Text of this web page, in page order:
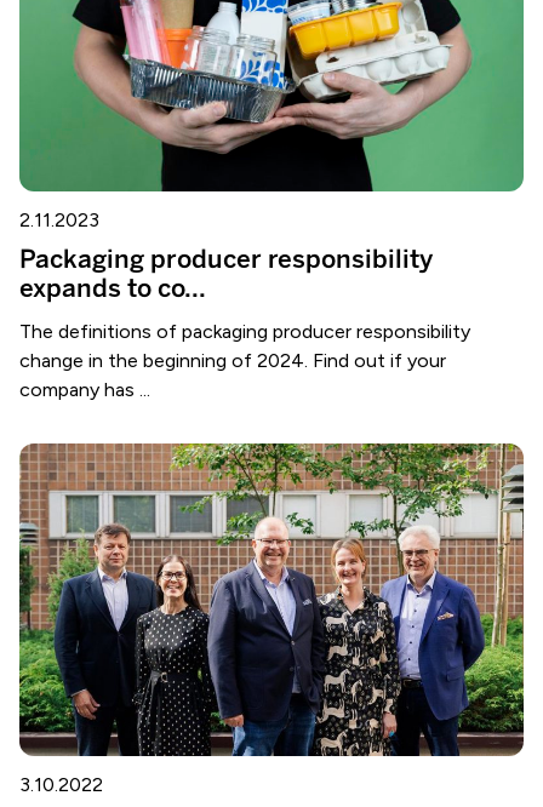
2.11.2023
Packaging producer responsibility
expands to co...
The definitions of packaging producer responsibility
change in the beginning of 2024. Find out if your
company has ...
3.10.2022